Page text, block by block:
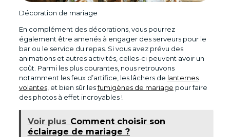
Décoration de mariage
En complément des décorations, vous pourrez
également être amenés à engager des serveurs pour le
bar ou le service du repas. Si vous avez prévu des
animations et autres activités, celles-ci peuvent avoir un
coût. Parmi les plus courantes, nous retrouvons
notamment les feux d’artifice, les lâchers de lanternes
volantes, et bien sûr lesfumigènes de mariage pour faire
des photos à effet incroyables !
Voir plus Comment choisir son
éclairage de mariage ?